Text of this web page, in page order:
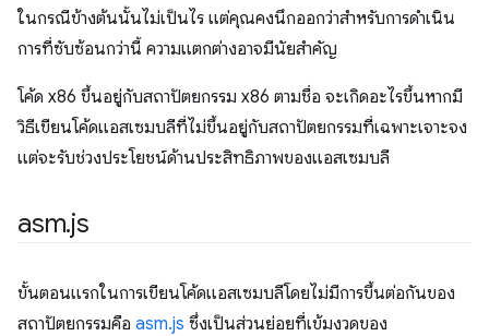
ในกรณีข้างต้นนั้นไม่เป็นไร แต่คุณคงนึกออกว่าสำหรับการดำเนิน
การที่ซับซ้อนกว่านี้ ความแตกต่างอาจมีนัยสำคัญ
โค้ด x86 ขึ้นอยู่กับสถาปัตยกรรม x86 ตามชื่อ จะเกิดอะไรขึ้นหากมี
วิธีเขียนโค้ดแอสเซมบลีที่ไม่ขึ้นอยู่กับสถาปัตยกรรมที่เฉพาะเจาะจง
แต่จะรับช่วงประโยชน์ด้านประสิทธิภาพของแอสเซมบลี
asm.js
ขั้นตอนแรกในการเขียนโค้ดแอสเซมบลีโดยไม่มีการขึ้นต่อกันของ
สถาปัตยกรรมคือ asm.js ซึ่งเป็นส่วนย่อยที่เข้มงวดของ